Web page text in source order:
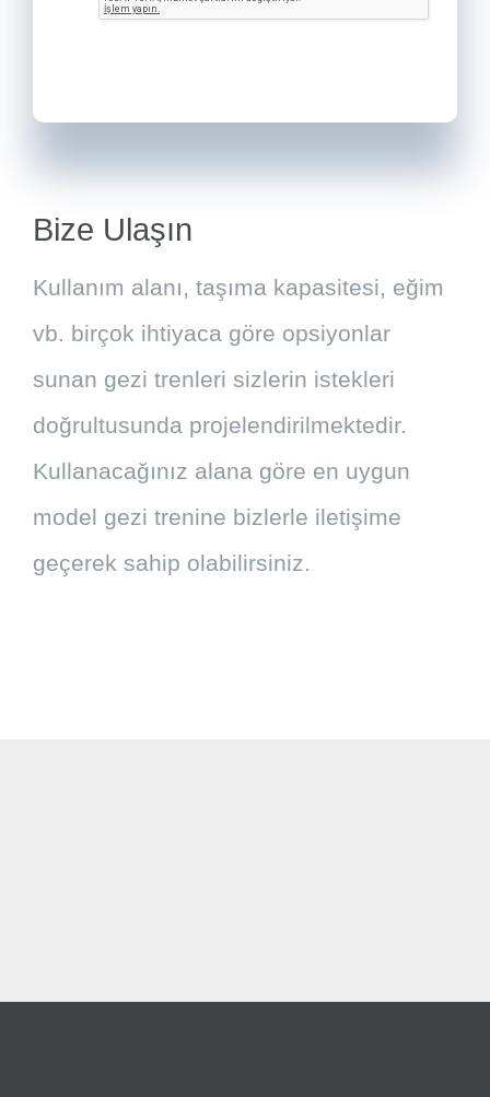
Bize Ulaşın
Kullanım alanı, taşıma kapasitesi, eğim
vb. birçok ihtiyaca göre opsiyonlar
sunan gezi trenleri sizlerin istekleri
doğrultusunda projelendirilmektedir.
Kullanacağınız alana göre en uygun
model gezi trenine bizlerle iletişime
geçerek sahip olabilirsiniz.